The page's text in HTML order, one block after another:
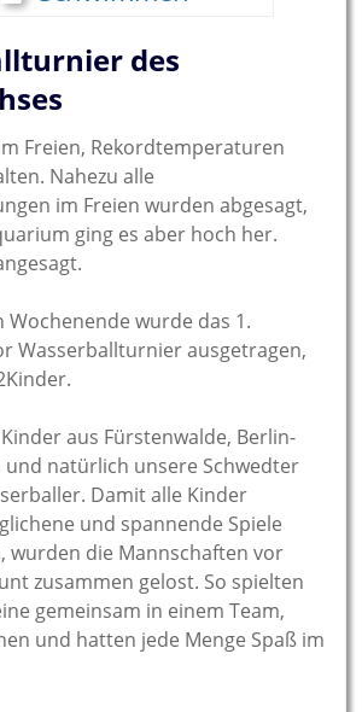
des
Freien, Rekordtemperaturen
Nahezu alle
im Freien wurden abgesagt,
ging es aber hoch her.
Wochenende wurde das 1.
Wasserballturnier ausgetragen,
aus Fürstenwalde, Berlin-
und natürlich unsere Schwedter
Damit alle Kinder
und spannende Spiele
wurden die Mannschaften vor
zusammen gelost. So spielten
gemeinsam in einem Team,
und hatten jede Menge Spaß im